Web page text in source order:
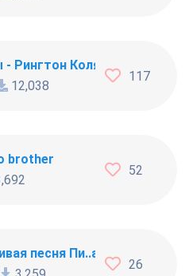
Рингтон Коляна
12,038
117
brother
52
песня Пи..абола
26